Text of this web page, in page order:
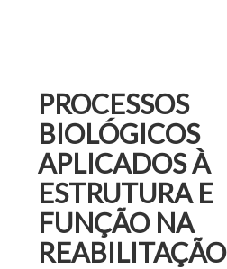
PROCESSOS
BIOLÓGICOS
APLICADOS À
ESTRUTURA E
FUNÇÃO NA
REABILITAÇÃO